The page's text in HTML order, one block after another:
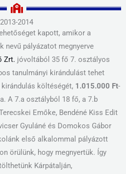
2013-2014
kapott, amikor a
nevű pályázatot megnyerve
Zrt. jóvoltából 35 fő 7. osztályos
tanulmányi kirándulást tehet
kirándulás költéségét, 1.015.000 Ft-
A 7.a osztályból 18 fő, a 7.b
Emőke, Bendéné Kiss Edit
Gyuláné és Domokos Gábor
első alkalommal pályázott
örülünk, hogy megnyertük. Így
Kárpátalján,